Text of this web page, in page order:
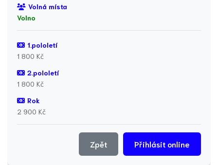
Volná místa
Volno
1.pololetí
1 800 Kč
2.pololetí
1 800 Kč
Rok
2 900 Kč
Přihlásit online
Zpět